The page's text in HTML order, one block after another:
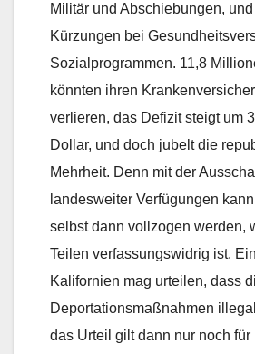
Militär und Abschiebungen,
Kürzungen bei
Sozialprogrammen. 11,8
könnten ihren
verlieren, das Defizit steigt um
Dollar, und doch jubelt die
Mehrheit. Denn mit der
landesweiter Verfügungen
selbst dann vollzogen werden,
Teilen verfassungswidrig ist.
Kalifornien mag urteilen, dass
Deportationsmaßnahmen
das Urteil gilt dann nur noch